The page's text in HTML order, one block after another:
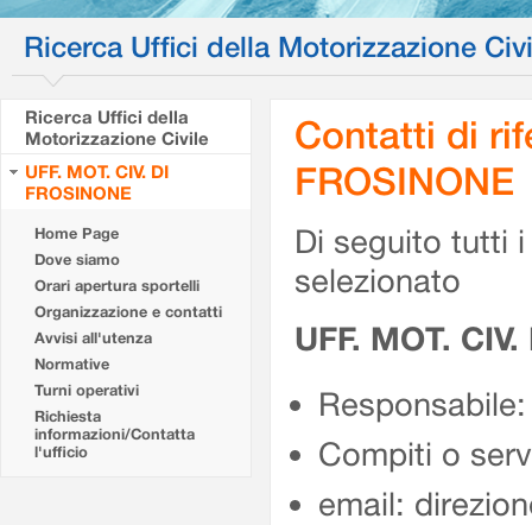
Ricerca Uffici della Motorizzazione
Ricerca Uffici della
Motorizzazione Civile
UFF. MOT. CIV. DI
FROSINONE
Home Page
Dove siamo
Orari apertura sportelli
Organizzazione e contatti
Avvisi all'utenza
Normative
Turni operativi
Richiesta
informazioni/Contatta
l'ufficio
Contatti di
FROSINONE
Di seguito tutti
selezionato
UFF. MOT.
Compiti o
email: